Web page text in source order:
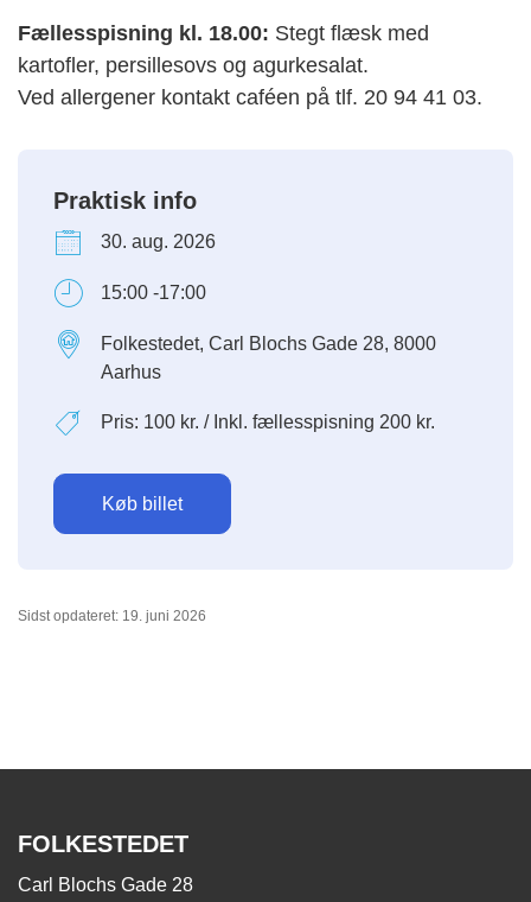
Fællesspisning kl. 18.00: Stegt flæsk med
kartofler, persillesovs og agurkesalat.
Ved allergener kontakt caféen på tlf. 20 94 41 03.
Praktisk info
30. aug. 2026
15:00 -17:00
Folkestedet, Carl Blochs Gade 28, 8000
Aarhus
Pris: 100 kr. / Inkl. fællesspisning 200 kr.
Køb billet
Sidst opdateret: 19. juni 2026
FOLKESTEDET
Carl Blochs Gade 28